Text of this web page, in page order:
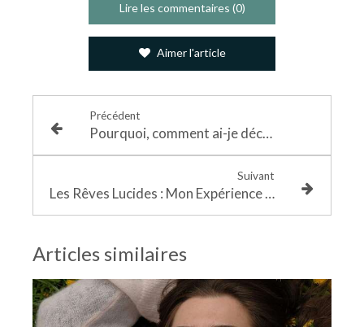
Lire les commentaires (0)
Aimer l'article
Précédent
Pourquoi, comment ai-je découvert le rêve éveillé libre et qu’est-ce que ça m’a apporté
Suivant
Les Rêves Lucides : Mon Expérience et Mes Conseils Pour les Vivre
Articles similaires